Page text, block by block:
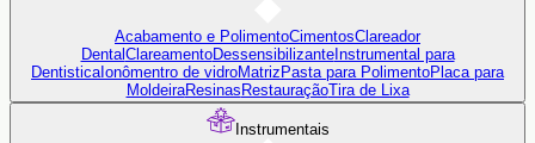
Acabamento e PolimentoCimentosClareador
Dental ClareamentoDessensibilizanteInstrumental para
Dentistica Ionômentro de vidroMatriz Pasta para PolimentoPlaca para
MoldeiraResinas RestauraçãoTira de Lixa
Instrumentais